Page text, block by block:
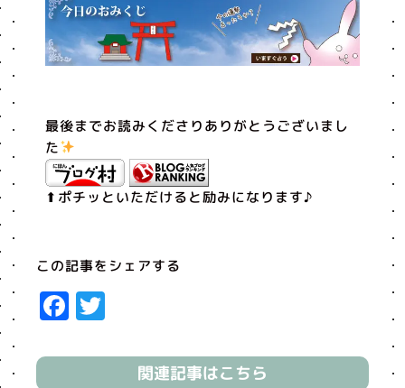
最後までお読みくださりありがとうございまし
た
⬆︎ポチッといただけると励みになります♪
この記事をシェアする
Facebook
関連記事はこちら